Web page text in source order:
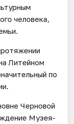
человека,
Литейном
по
Черновой
Музея-